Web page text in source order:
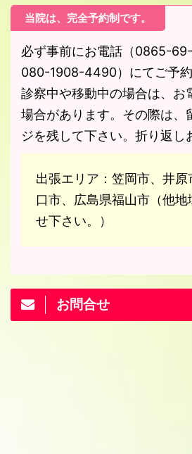
当院は、完全予約制です。
必ず事前にお電話（0865-
080-1908-4490）にてご予約
診察中や移動中の場合は、お
場合があります。その際は、
ジを残して下さい。折り返し
出張エリア：笠岡市、井
口市、広島県福山市（他
せ下さい。）
お問合せ